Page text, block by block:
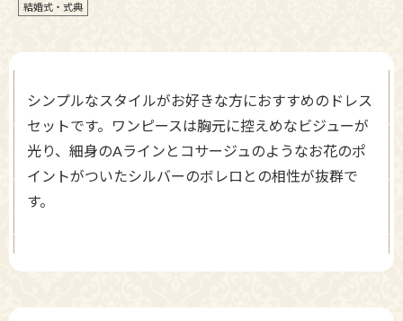
結婚式・式典
シンプルなスタイルがお好きな方におすすめのドレス
セットです。ワンピースは胸元に控えめなビジューが
光り、細身のAラインとコサージュのようなお花のポ
イントがついたシルバーのボレロとの相性が抜群で
す。